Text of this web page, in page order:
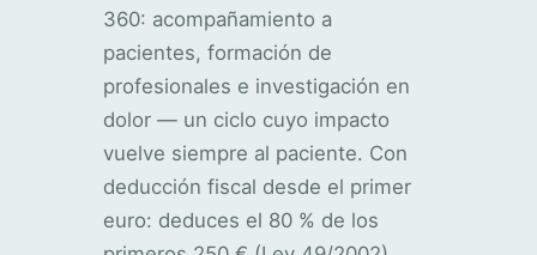
360: acompañamiento a
pacientes, formación de
profesionales e investigación en
dolor — un ciclo cuyo impacto
vuelve siempre al paciente. Con
deducción fiscal desde el primer
euro: deduces el 80 % de los